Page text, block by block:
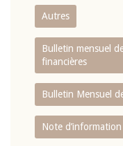
Autres
Bulletin mensuel
financières
Bulletin Mensuel
Note d’information